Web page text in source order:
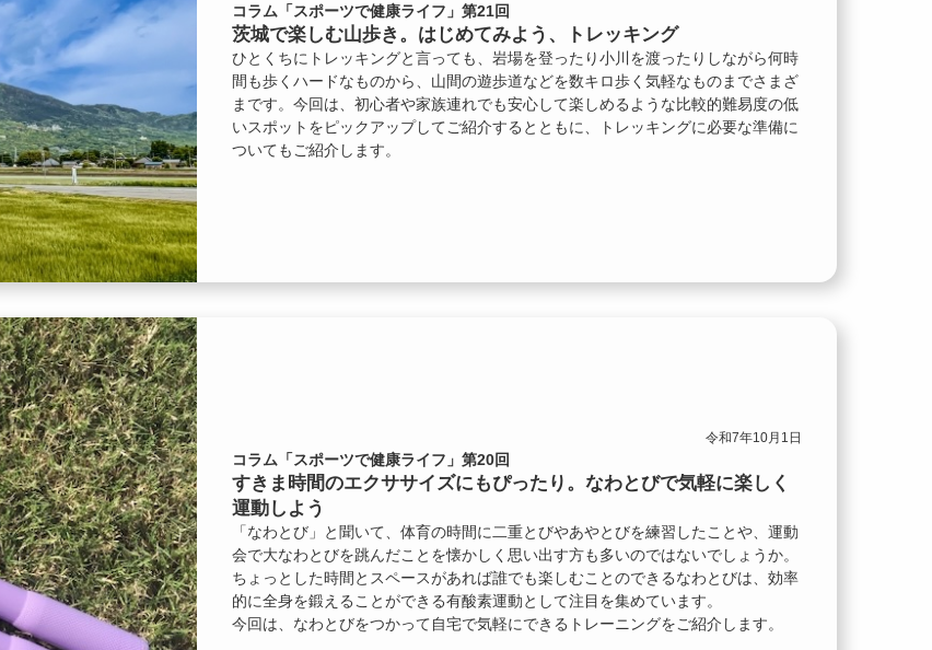
コラム「スポーツで健康ライフ」第21回
茨城で楽しむ山歩き。はじめてみよう、トレッキング
ひとくちにトレッキングと言っても、岩場を登ったり小川を渡ったりしながら何時
間も歩くハードなものから、山間の遊歩道などを数キロ歩く気軽なものまでさまざ
まです。今回は、初心者や家族連れでも安心して楽しめるような比較的難易度の低
いスポットをピックアップしてご紹介するとともに、トレッキングに必要な準備に
ついてもご紹介します。
令和7年10月1日
コラム「スポーツで健康ライフ」第20回
すきま時間のエクササイズにもぴったり。なわとびで気軽に楽しく
運動しよう
「なわとび」と聞いて、体育の時間に二重とびやあやとびを練習したことや、運動
会で大なわとびを跳んだことを懐かしく思い出す方も多いのではないでしょうか。
ちょっとした時間とスペースがあれば誰でも楽しむことのできるなわとびは、効率
的に全身を鍛えることができる有酸素運動として注目を集めています。
今回は、なわとびをつかって自宅で気軽にできるトレーニングをご紹介します。